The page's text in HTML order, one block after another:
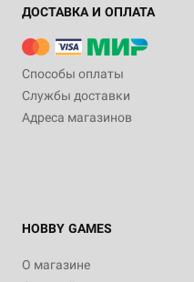
ДОСТАВКА И ОПЛАТА
Способы оплаты
Службы доставки
Адреса магазинов
HOBBY GAMES
О магазине